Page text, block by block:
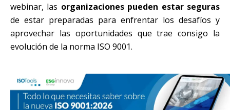
webinar, las organizaciones pueden estar seguras
de estar preparadas para enfrentar los desafíos y
aprovechar las oportunidades que trae consigo la
evolución de la norma ISO 9001.